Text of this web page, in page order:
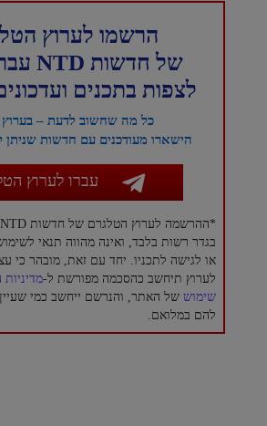
הרשמו לערוץ
של חדשות NTD עברית כדי
לצפות בתכנים
כל מה שחשוב לדעת –
הישארו מעודכנים עם חדשות שניתן
עברו לערוץ
בגדר רשות בלבד, ואינה מהווה תנאי
או לגישה לתכניו. יחד עם זאת, מובהר כי
לערוץ תיחשב כהסכמה מפורשת ל-
שימוש של האתר, והנרשם ייחשב כמי
להם במלואם.